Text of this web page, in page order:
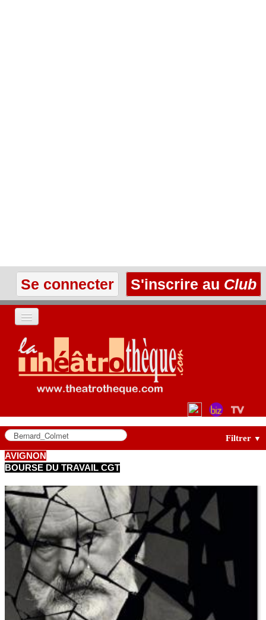
Se connecter S'inscrire au Club
ACCUEIL
LES TEXTES
LES ANNONCES
LE CLUB
Filtrer ▼
AVIGNON
BOURSE DU TRAVAIL CGT